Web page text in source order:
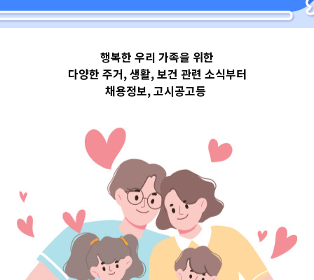
경상도
경상북도포항시
Top 3 및 주간 소
식 – 20230616
2023-06-16
readybaby-admin
행복한 우리 가족을 위한
다양한 주거, 생활, 보건 관련 소식부터
채용정보, 고시공고등